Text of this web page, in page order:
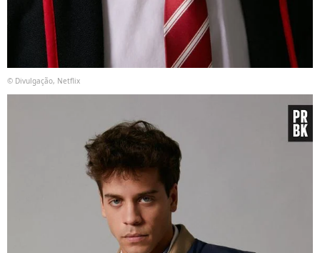
© Divulgação, Netflix